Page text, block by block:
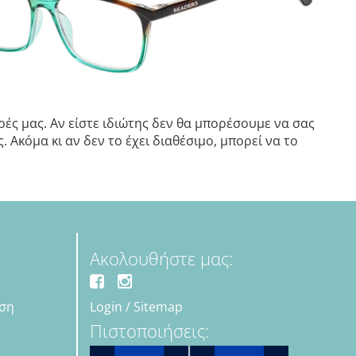
μας. Αν είστε ιδιώτης δεν θα μπορέσουμε να σας
κι αν δεν το έχει διαθέσιμο, μπορεί να το
Ακολουθήστε μας:
Login / Sitemap
Πιστοποιήσεις: